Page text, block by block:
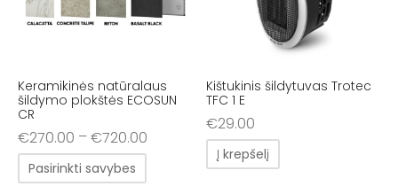
Keramikinės natūralaus
šildymo plokštės ECOSUN
CR
€270.00 –€720.00
Pasirinkti savybes
Kištukinis šildytuvas Trotec
TFC 1 E
€29.00
Į krepšelį